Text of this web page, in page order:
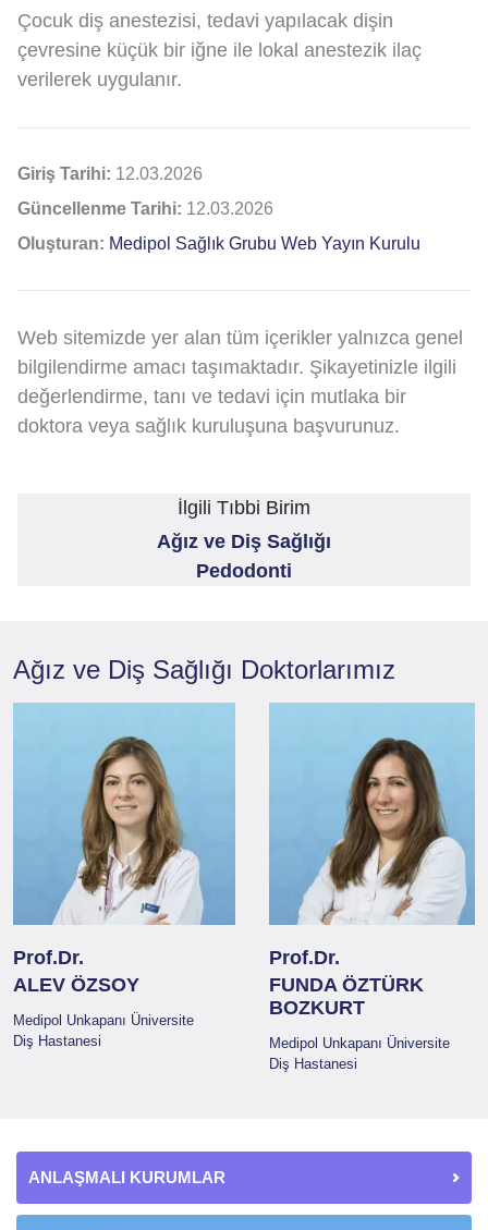
Çocuk diş anestezisi, tedavi yapılacak dişin
çevresine küçük bir iğne ile lokal anestezik ilaç
verilerek uygulanır.
Giriş Tarihi: 12.03.2026
Güncellenme Tarihi: 12.03.2026
Oluşturan: Medipol Sağlık Grubu Web Yayın Kurulu
Web sitemizde yer alan tüm içerikler yalnızca genel
bilgilendirme amacı taşımaktadır. Şikayetinizle ilgili
değerlendirme, tanı ve tedavi için mutlaka bir
doktora veya sağlık kuruluşuna başvurunuz.
İlgili Tıbbi Birim
Ağız ve Diş Sağlığı
Pedodonti
Ağız ve Diş Sağlığı Doktorlarımız
Prof.Dr.
ALEV ÖZSOY
Medipol Unkapanı Üniversite
Diş Hastanesi
Prof.Dr.
FUNDA ÖZTÜRK
BOZKURT
Medipol Unkapanı Üniversite
Diş Hastanesi
ANLAŞMALI KURUMLAR